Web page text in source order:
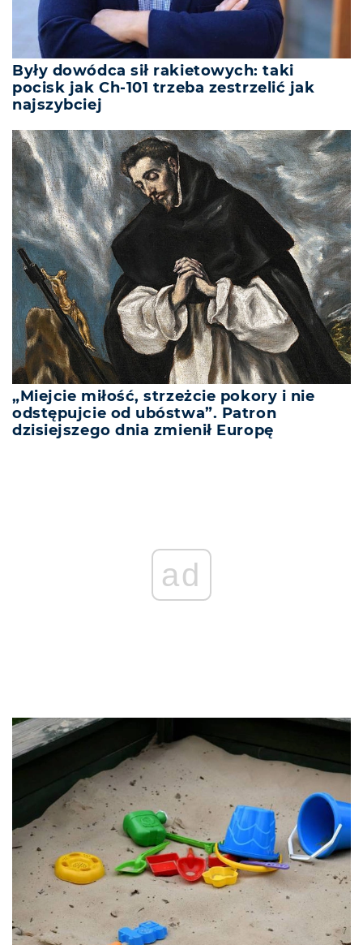
Były dowódca sił rakietowych: taki
pocisk jak Ch-101 trzeba zestrzelić jak
najszybciej
„Miejcie miłość, strzeżcie pokory i nie
odstępujcie od ubóstwa”. Patron
dzisiejszego dnia zmienił Europę
ad